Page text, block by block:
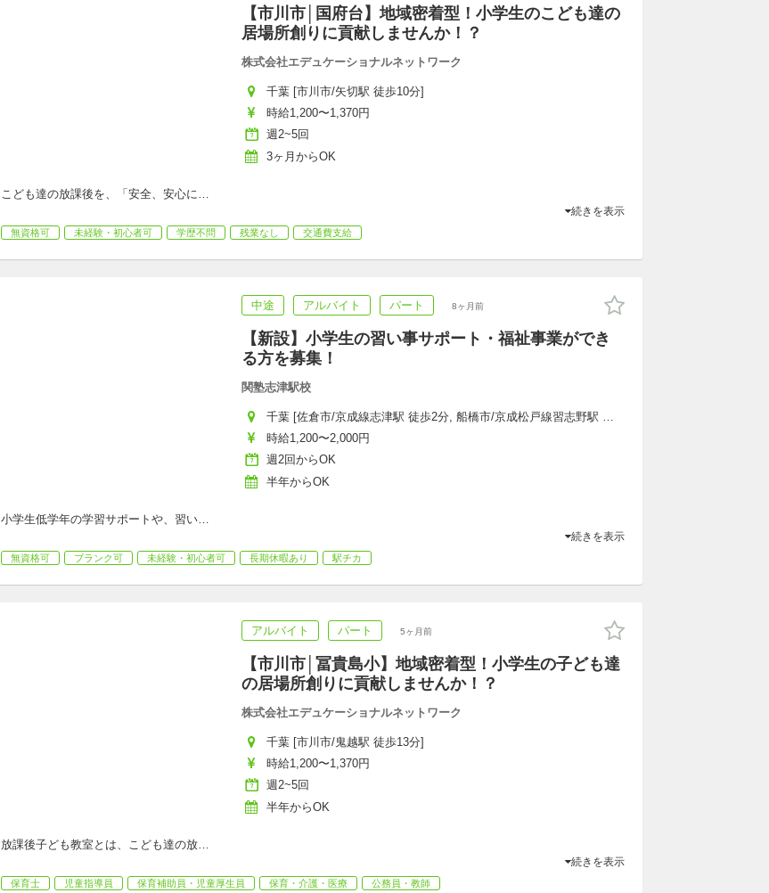
【市川市│国府台】地域密着型！小学生のこども達の
居場所創りに貢献しませんか！？
株式会社エデュケーショナルネットワーク
千葉 [市川市/矢切駅 徒歩10分]
時給1,200〜1,370円
週2~5回
3ヶ月からOK
こども達の放課後を、「安全、安心に…
続きを表示
無資格可 未経験・初心者可 学歴不問 残業なし 交通費支給
中途 アルバイト パート 8ヶ月前
【新設】小学生の習い事サポート・福祉事業ができ
る方を募集！
関塾志津駅校
千葉 [佐倉市/京成線志津駅 徒歩2分, 船橋市/京成松戸線習志野駅 徒
歩...
時給1,200〜2,000円
週2回からOK
半年からOK
小学生低学年の学習サポートや、習い…
続きを表示
無資格可 ブランク可 未経験・初心者可 長期休暇あり 駅チカ
アルバイト パート 5ヶ月前
【市川市│冨貴島小】地域密着型！小学生の子ども達
の居場所創りに貢献しませんか！？
株式会社エデュケーショナルネットワーク
千葉 [市川市/鬼越駅 徒歩13分]
時給1,200〜1,370円
週2~5回
半年からOK
放課後子ども教室とは、こども達の放…
続きを表示
保育士 児童指導員 保育補助員・児童厚生員 保育・介護・医療 公務員・教師